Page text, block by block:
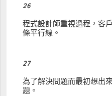
26
程式設計師重視過程，客
條平行線。
27
為了解決問題而最初想出
題。